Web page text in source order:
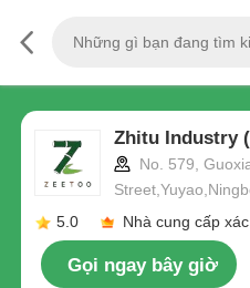
Zhitu Industry
No. 579,
5.0
Nhà cung cấp
Gọi ngay bây giờ